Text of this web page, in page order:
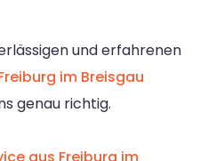
und erfahrenen
im Breisgau
genau richtig.
aus Freiburg im